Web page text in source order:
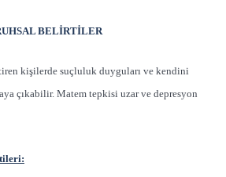
BELİRTİLER
kişilerde suçluluk duyguları ve kendini
çıkabilir. Matem tepkisi uzar ve depresyon